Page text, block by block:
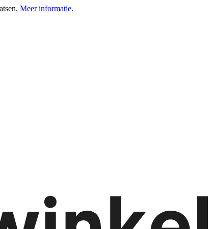
Meer informatie.